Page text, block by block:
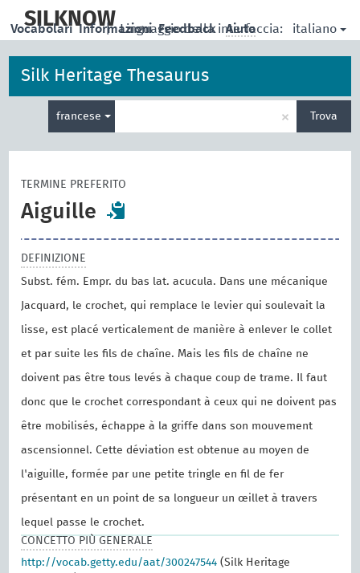
main
SILKNOW
| Linguaggio della interfaccia: italiano
Vocabolari Informazioni Feedback Aiuto
Silk Heritage Thesaurus
francese
per
ricerca
× Trova
TERMINE PREFERITO
Aiguille
DEFINIZIONE
Subst. fém. Empr. du bas lat. acucula. Dans une mécanique
Jacquard, le crochet, qui remplace le levier qui soulevait la
lisse, est placé verticalement de manière à enlever le collet
et par suite les fils de chaîne. Mais les fils de chaîne ne
doivent pas être tous levés à chaque coup de trame. Il faut
donc que le crochet correspondant à ceux qui ne doivent pas
être mobilisés, échappe à la griffe dans son mouvement
ascensionnel. Cette déviation est obtenue au moyen de
l'aiguille, formée par une petite tringle en fil de fer
présentant en un point de sa longueur un œillet à travers
lequel passe le crochet.
CONCETTO PIÙ GENERALE
http://vocab.getty.edu/aat/300247544 (Silk Heritage